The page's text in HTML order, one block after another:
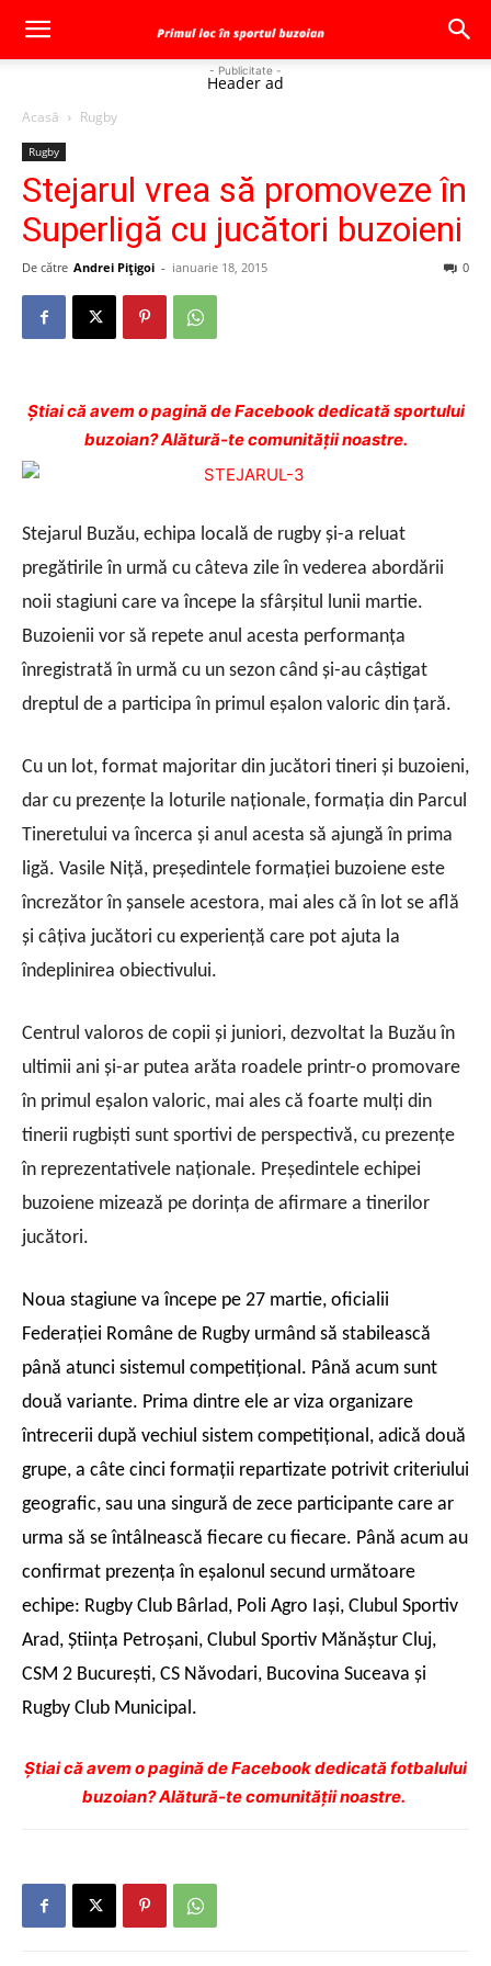
- Publicitate -
Header ad
Acasă Rugby
Rugby
Stejarul vrea să promoveze în
Superligă cu jucători buzoieni
De către Andrei Pițigoi - ianuarie 18, 2015 0
Ştiai că avem o pagină de Facebook dedicată sportului
buzoian? Alătură-te comunității noastre.
Stejarul Buzău, echipa locală de rugby şi-a reluat
pregătirile în urmă cu câteva zile în vederea abordării
noii stagiuni care va începe la sfârşitul lunii martie.
Buzoienii vor să repete anul acesta performanţa
înregistrată în urmă cu un sezon când şi-au câştigat
dreptul de a participa în primul eşalon valoric din ţară.
Cu un lot, format majoritar din jucători tineri şi buzoieni,
dar cu prezenţe la loturile naţionale, formaţia din Parcul
Tineretului va încerca şi anul acesta să ajungă în prima
ligă. Vasile Niţă, preşedintele formaţiei buzoiene este
încrezător în şansele acestora, mai ales că în lot se află
şi câţiva jucători cu experienţă care pot ajuta la
îndeplinirea obiectivului.
Centrul valoros de copii şi juniori, dezvoltat la Buzău în
ultimii ani şi-ar putea arăta roadele printr-o promovare
în primul eşalon valoric, mai ales că foarte mulţi din
tinerii rugbişti sunt sportivi de perspectivă, cu prezenţe
în reprezentativele naţionale. Preşedintele echipei
buzoiene mizează pe dorinţa de afirmare a tinerilor
jucători.
Noua stagiune va începe pe 27 martie, oficialii
Federaţiei Române de Rugby urmând să stabilească
până atunci sistemul competiţional. Până acum sunt
două variante. Prima dintre ele ar viza organizare
întrecerii după vechiul sistem competiţional, adică două
grupe, a câte cinci formaţii repartizate potrivit criteriului
geografic, sau una singură de zece participante care ar
urma să se întâlnească fiecare cu fiecare. Până acum au
confirmat prezenţa în eşalonul secund următoare
echipe: Rugby Club Bârlad, Poli Agro Iaşi, Clubul Sportiv
Arad, Ştiinţa Petroşani, Clubul Sportiv Mănăştur Cluj,
CSM 2 Bucureşti, CS Năvodari, Bucovina Suceava şi
Rugby Club Municipal.
Ştiai că avem o pagină de Facebook dedicată fotbalului
buzoian? Alătură-te comunității noastre.